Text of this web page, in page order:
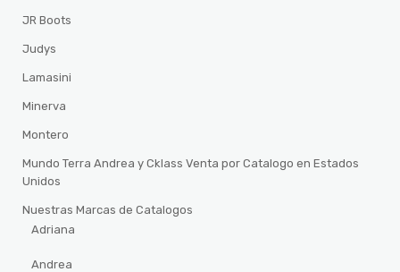
JR Boots
Judys
Lamasini
Minerva
Montero
Mundo Terra Andrea y Cklass Venta por Catalogo en Estados
Unidos
Nuestras Marcas de Catalogos
Adriana
Andrea